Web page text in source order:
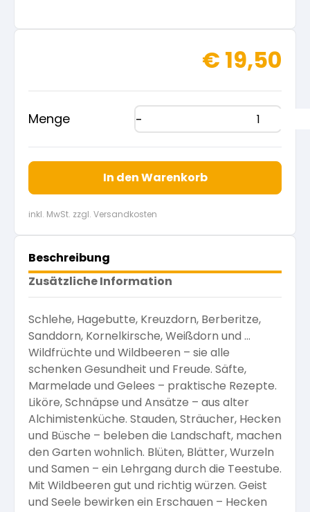
€ 19,50
Menge
In den Warenkorb
inkl. MwSt. zzgl. Versandkosten
Beschreibung
Zusätzliche Information
Schlehe, Hagebutte, Kreuzdorn, Berberitze,
Sanddorn, Kornelkirsche, Weißdorn und …
Wildfrüchte und Wildbeeren – sie alle
schenken Gesundheit und Freude. Säfte,
Marmelade und Gelees – praktische Rezepte.
Liköre, Schnäpse und Ansätze – aus alter
Alchimistenküche. Stauden, Sträucher, Hecken
und Büsche – beleben die Landschaft, machen
den Garten wohnlich. Blüten, Blätter, Wurzeln
und Samen – ein Lehrgang durch die Teestube.
Mit Wildbeeren gut und richtig würzen. Geist
und Seele bewirken ein Erschauen – Hecken